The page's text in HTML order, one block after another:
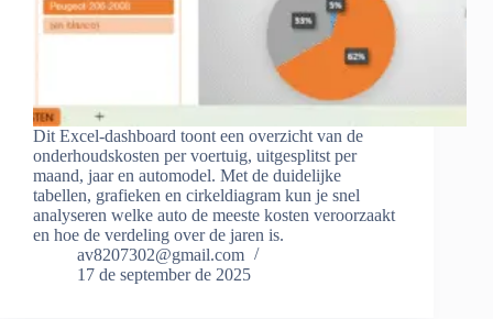
Dit Excel-dashboard toont een overzicht van de
onderhoudskosten per voertuig, uitgesplitst per
maand, jaar en automodel. Met de duidelijke
tabellen, grafieken en cirkeldiagram kun je snel
analyseren welke auto de meeste kosten veroorzaakt
en hoe de verdeling over de jaren is.
av8207302@gmail.com
17 de september de 2025